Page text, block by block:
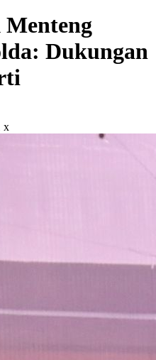
Menteng
Dukungan
x